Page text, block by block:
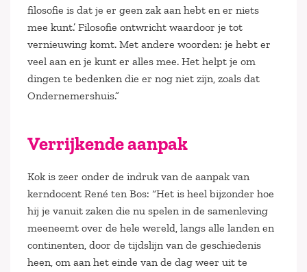
filosofie is dat je er geen zak aan hebt en er niets
mee kunt.’ Filosofie ontwricht waardoor je tot
vernieuwing komt. Met andere woorden: je hebt er
veel aan en je kunt er alles mee. Het helpt je om
dingen te bedenken die er nog niet zijn, zoals dat
Ondernemershuis.”
Verrijkende aanpak
Kok is zeer onder de indruk van de aanpak van
kerndocent René ten Bos: “Het is heel bijzonder hoe
hij je vanuit zaken die nu spelen in de samenleving
meeneemt over de hele wereld, langs alle landen en
continenten, door de tijdslijn van de geschiedenis
heen, om aan het einde van de dag weer uit te